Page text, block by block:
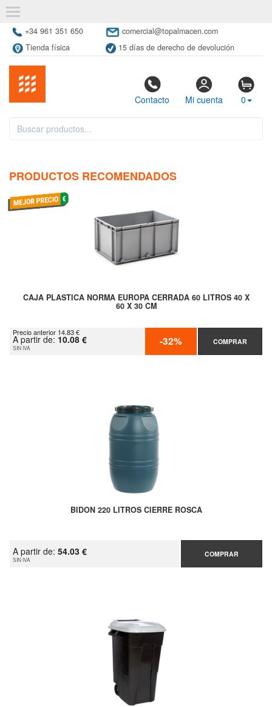
+34 961 351 650
comercial@topalmacen.com
Tienda física
15 días de derecho de devolución
Contacto Mi cuenta 0
PRODUCTOS RECOMENDADOS
CAJA PLASTICA NORMA EUROPA CERRADA 60 LITROS 40 X
60 X 30 CM
Precio anterior 14.83 €
A partir de: 10.08 €
SIN IVA -32% COMPRAR
BIDON 220 LITROS CIERRE ROSCA
A partir de: 54.03 €
SIN IVA
COMPRAR